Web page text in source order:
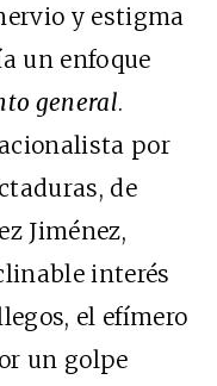
y estigma
un enfoque
general.
por
de
Jiménez,
interés
el efímero
un golpe